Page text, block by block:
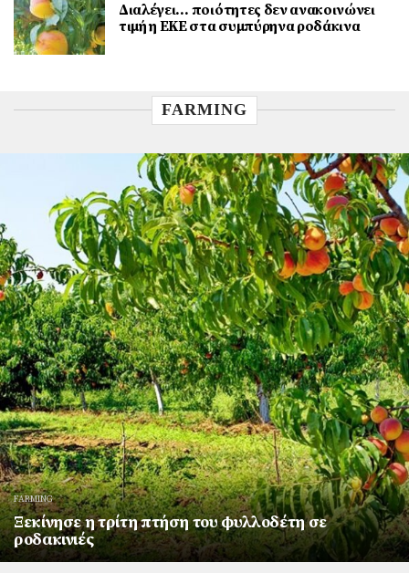
Διαλέγει… ποιότητες δεν ανακοινώνει
τιμή η ΕΚΕ στα συμπύρηνα ροδάκινα
FARMING
FARMING
Ξεκίνησε η τρίτη πτήση του φυλλοδέτη σε
ροδακινιές